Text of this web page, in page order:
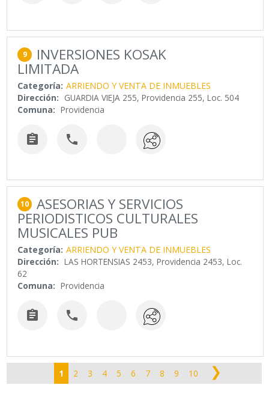
9 INVERSIONES KOSAK
LIMITADA
Categoría: ARRIENDO Y VENTA DE INMUEBLES
Dirección: GUARDIA VIEJA 255, Providencia 255, Loc. 504
Comuna: Providencia
 
10 ASESORIAS Y SERVICIOS
PERIODISTICOS CULTURALES
MUSICALES PUB
Categoría: ARRIENDO Y VENTA DE INMUEBLES
Dirección: LAS HORTENSIAS 2453, Providencia 2453, Loc.
62
Comuna: Providencia
 
1 2 3 4 5 6 7 8 9 10 ❯